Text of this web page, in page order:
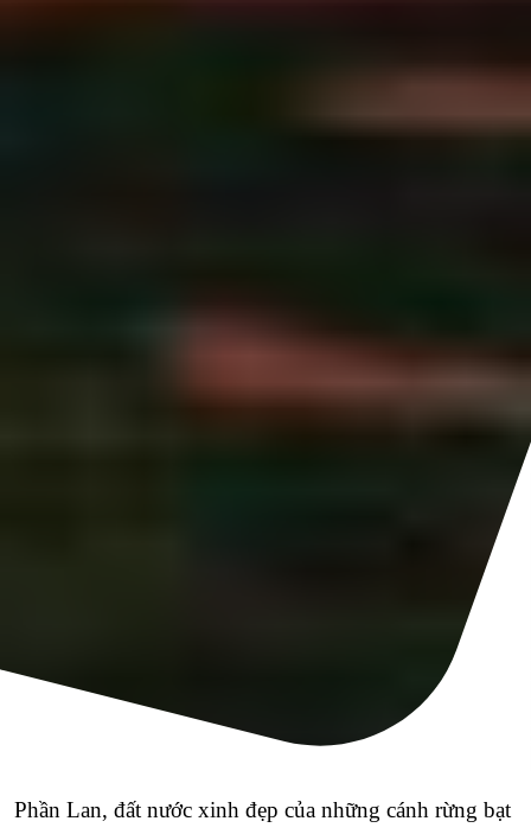
Phần Lan, đất nước xinh đẹp của những cánh rừng bạt